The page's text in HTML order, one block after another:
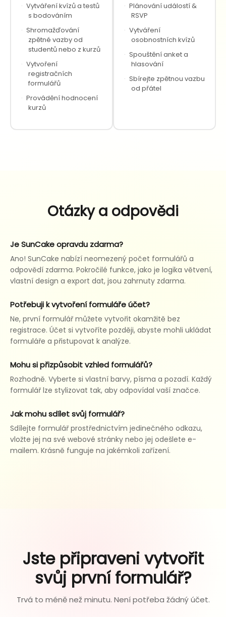
· Vytváření kvízů a testů
s bodováním
· Shromažďování
zpětné vazby od
studentů nebo z kurzů
· Vytvoření
registračních
formulářů
· Provádění hodnocení
kurzů
· Plánování událostí &
RSVP
· Vytváření
osobnostních kvízů
· Spouštění anket a
hlasování
· Sbírejte zpětnou vazbu
od přátel
Otázky a odpovědi
Je SunCake opravdu zdarma?
Ano! SunCake nabízí neomezený počet formulářů a
odpovědí zdarma. Pokročilé funkce, jako je logika větvení,
vlastní design a export dat, jsou zahrnuty zdarma.
Potřebuji k vytvoření formuláře účet?
Ne, první formulář můžete vytvořit okamžitě bez
registrace. Účet si vytvoříte později, abyste mohli ukládat
formuláře a přistupovat k analýze.
Mohu si přizpůsobit vzhled formulářů?
Rozhodně. Vyberte si vlastní barvy, písma a pozadí. Každý
formulář lze stylizovat tak, aby odpovídal vaší značce.
Jak mohu sdílet svůj formulář?
Sdílejte formulář prostřednictvím jedinečného odkazu,
vložte jej na své webové stránky nebo jej odešlete e-
mailem. Krásně funguje na jakémkoli zařízení.
Jste připraveni vytvořit
svůj první formulář?
Trvá to méně než minutu. Není potřeba žádný účet.